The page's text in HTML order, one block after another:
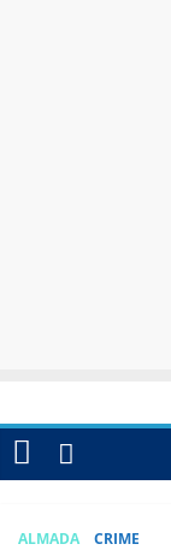
ALMADA CRIME